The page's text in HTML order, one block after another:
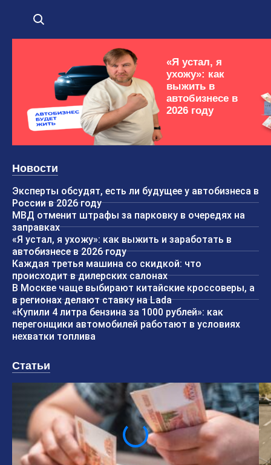
«Я устал, я
ухожу»: как
выжить в
автобизнесе в
2026 году
Новости
Эксперты обсудят, есть ли будущее у автобизнеса в
России в 2026 году
МВД отменит штрафы за парковку в очередях на
заправках
«Я устал, я ухожу»: как выжить и заработать в
автобизнесе в 2026 году
Каждая третья машина со скидкой: что
происходит в дилерских салонах
В Москве чаще выбирают китайские кроссоверы, а
в регионах делают ставку на Lada
«Купили 4 литра бензина за 1000 рублей»: как
перегонщики автомобилей работают в условиях
нехватки топлива
Статьи